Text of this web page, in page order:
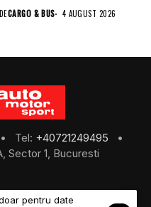
DECARGO & BUS 4 AUGUST 2026
• Tel: +40721249495
•
Sector 1, Bucuresti
pentru date